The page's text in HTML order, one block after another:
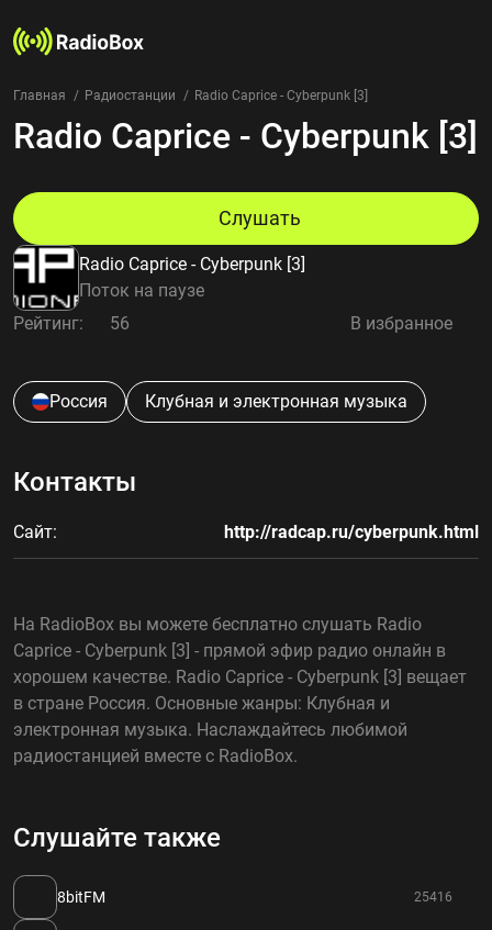
Радиостанции
Страны
Избранное
О нас
Добавить радиостанцию
Конфиденциальность
Главная Радиостанции Radio Caprice - Cyberpunk [3]
Radio Caprice - Cyberpunk [3]
Radio Caprice - Cyberpunk [3]
Поток на паузе
Слушать
Рейтинг: 56 В избранное
Россия Клубная и электронная музыка
Контакты
Сайт: http://radcap.ru/cyberpunk.html
На RadioBox вы можете бесплатно слушать Radio
Caprice - Cyberpunk [3] - прямой эфир радио онлайн в
хорошем качестве. Radio Caprice - Cyberpunk [3] вещает
в стране Россия. Основные жанры: Клубная и
электронная музыка. Наслаждайтесь любимой
радиостанцией вместе с RadioBox.
Слушайте также
8bitFM 25416